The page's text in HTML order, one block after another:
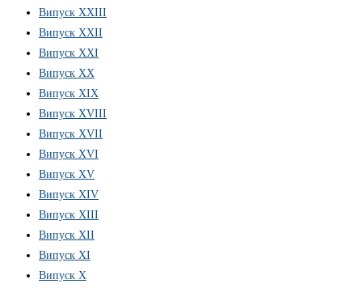
Випуск XXIII
Випуск XXII
Випуск XXI
Випуск XX
Випуск XIX
Випуск XVIII
Випуск XVII
Випуск XVI
Випуск XV
Випуск XIV
Випуск XIII
Випуск XII
Випуск XI
Випуск X